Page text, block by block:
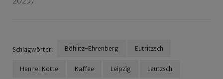
Schlagwörter: Böhlitz-Ehrenberg Eutritzsch
Henner Kotte Kaffee Leipzig Leutzsch